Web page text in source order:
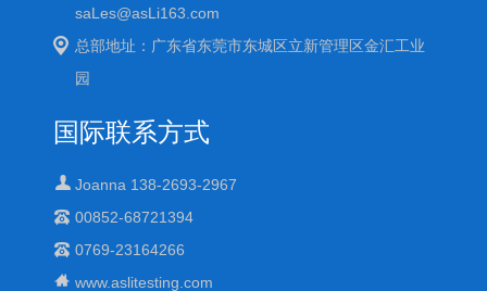
saLes@asLi163.com
总部地址：广东省东莞市东城区立新管理区金汇工业
园
国际联系方式
Joanna 138-2693-2967
00852-68721394
0769-23164266
www.aslitesting.com